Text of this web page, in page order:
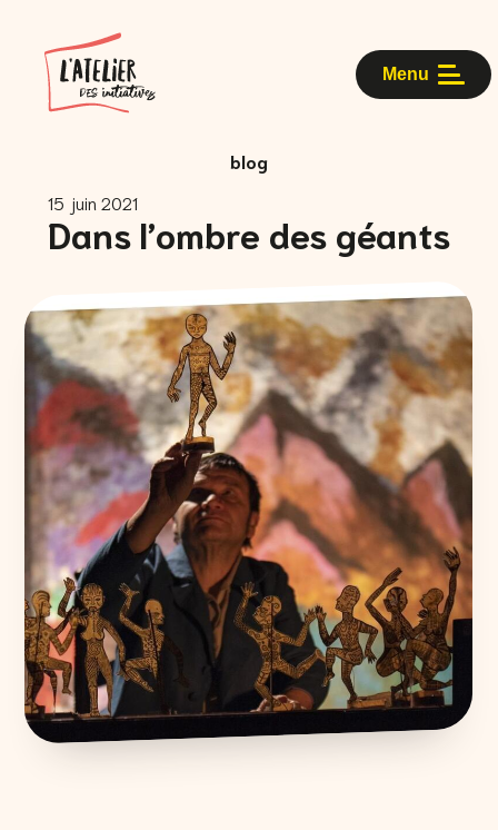
Menu
blog
15 juin 2021
Dans l’ombre des géants